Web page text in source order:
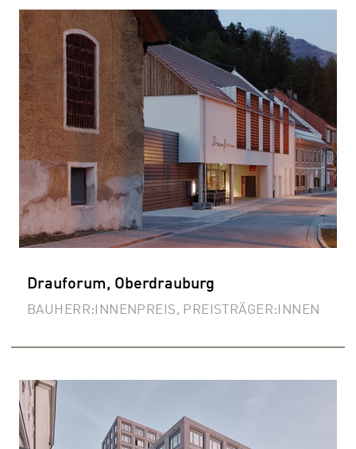
Drauforum, Oberdrauburg
BAUHERR:INNENPREIS, PREISTRÄGER:INNEN